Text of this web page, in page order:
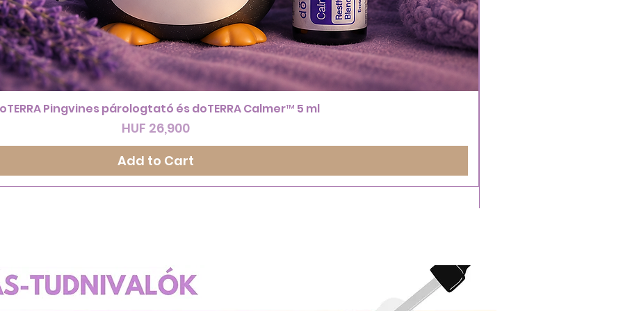
Quick View
Pingvines párologtató és doTERRA Calmer™ 5 ml
Price
HUF 26,900
Add to Cart